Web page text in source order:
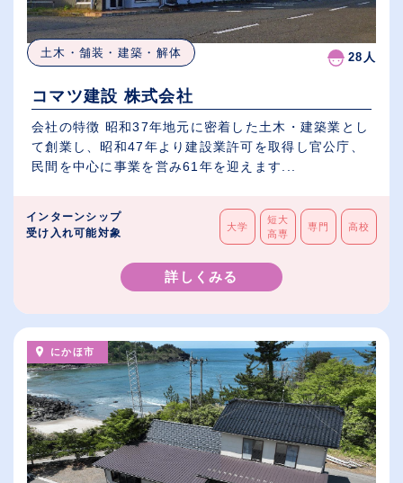
土木・舗装・建築・解体 28人
コマツ建設 株式会社
会社の特徴 昭和37年地元に密着した土木・建築業とし
て創業し、昭和47年より建設業許可を取得し官公庁、
民間を中心に事業を営み61年を迎えます...
インターンシップ
受け入れ可能対象
大学
短大
高専
専門 高校
詳しくみる
にかほ市